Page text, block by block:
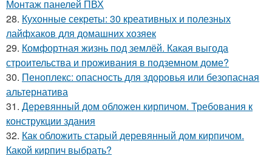
Монтаж панелей ПВХ
28. Кухонные секреты: 30 креативных и полезных
лайфхаков для домашних хозяек
29. Комфортная жизнь под землёй. Какая выгода
строительства и проживания в подземном доме?
30. Пеноплекс: опасность для здоровья или безопасная
альтернатива
31. Деревянный дом обложен кирпичом. Требования к
конструкции здания
32. Как обложить старый деревянный дом кирпичом.
Какой кирпич выбрать?